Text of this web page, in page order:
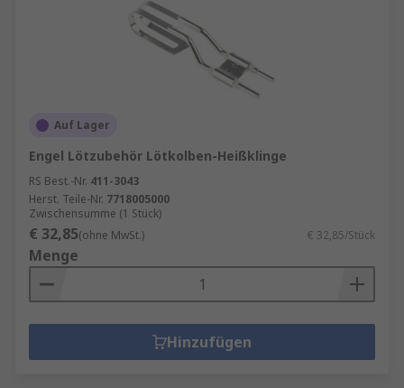
Auf Lager
Engel Lötzubehör Lötkolben-Heißklinge
RS Best.-Nr. 411-3043
Herst. Teile-Nr. 7718005000
Zwischensumme (1 Stück)
€ 32,85(ohne MwSt.) € 32,85/Stück
Menge
Hinzufügen